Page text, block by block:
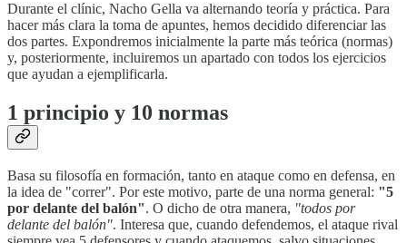
Durante el clínic, Nacho Gella va alternando teoría y práctica. Para
hacer más clara la toma de apuntes, hemos decidido diferenciar las
dos partes. Expondremos inicialmente la parte más teórica (normas)
y, posteriormente, incluiremos un apartado con todos los ejercicios
que ayudan a ejemplificarla.
1 principio y 10 normas
Basa su filosofía en formación, tanto en ataque como en defensa, en
la idea de "correr". Por este motivo, parte de una norma general: "5
por delante del balón". O dicho de otra manera, "todos por
delante del balón". Interesa que, cuando defendemos, el ataque rival